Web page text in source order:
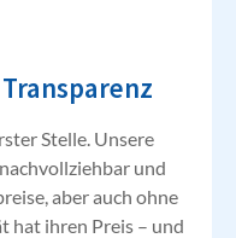
Stelle. Unsere
und
aber auch ohne
hat ihren Preis – und